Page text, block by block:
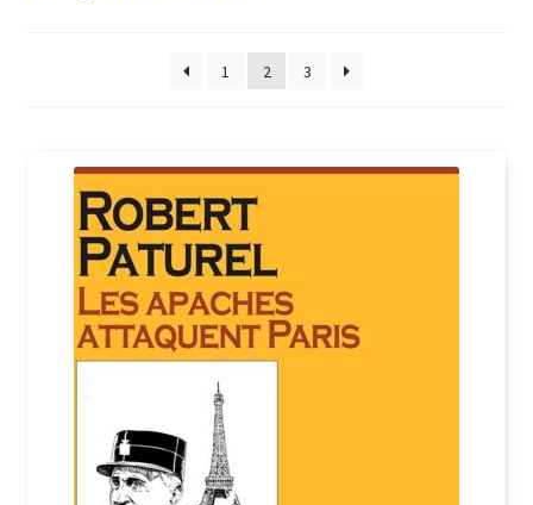
Livres de Philippe Randa
Login Customizer
Newsletter
Nous Contacter
Panier
Politique de confidentialité et cookies
Qui sommes-nous ?
Soutien à Philippe Randa
récent
au
1 2 3